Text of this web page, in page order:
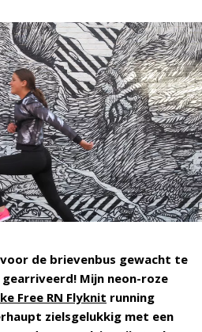
de brievenbus gewacht te
Mijn neon-roze
Free RN Flyknit running
zielsgelukkig met een